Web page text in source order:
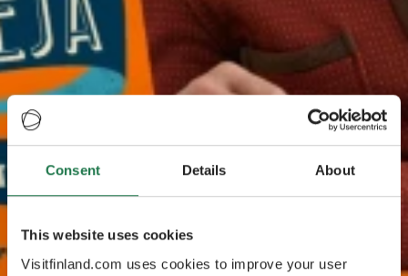
Consent Details About
This website uses cookies
Visitfinland.com uses cookies to improve your user